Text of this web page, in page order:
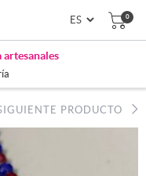
0
artesanales
PRODUCTO